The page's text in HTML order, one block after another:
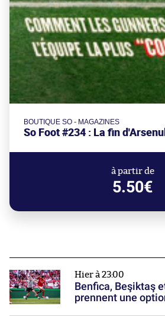
BOUTIQUE SO - MAGAZINES
So Foot #234 : La fin
à partir de
5.50€
Hier à 23:00
Benfica, Beşiktaş
prennent une